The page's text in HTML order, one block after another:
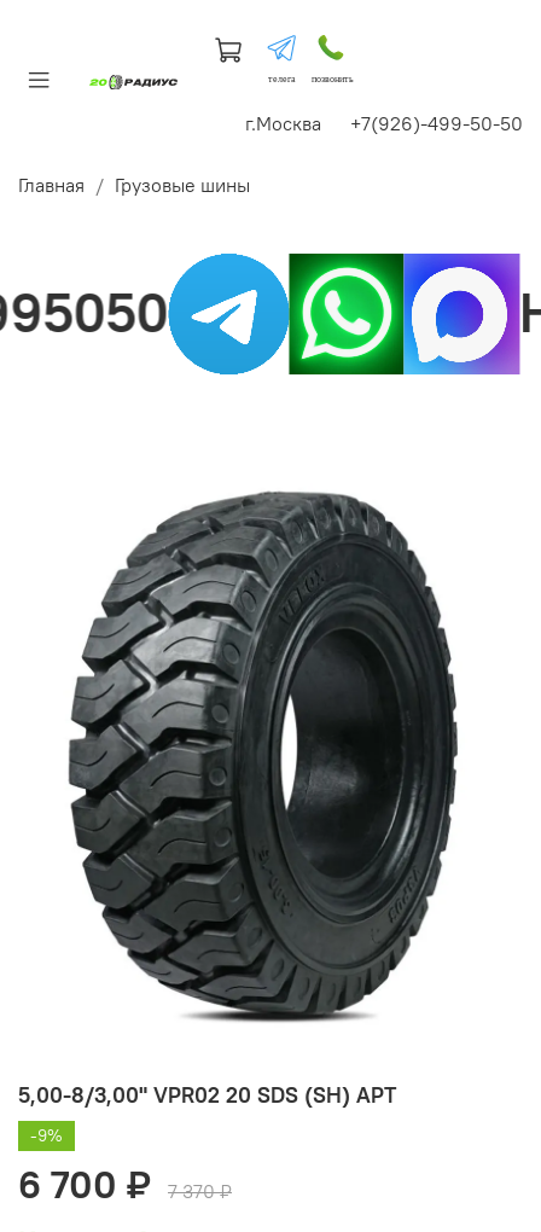
телега позвонить
г.Москва +7(926)-499-50-50
Главная Грузовые шины
5,00-8/3,00" VPR02 20 SDS (SH) APT
-9%
6 700 ₽ 7 370 ₽